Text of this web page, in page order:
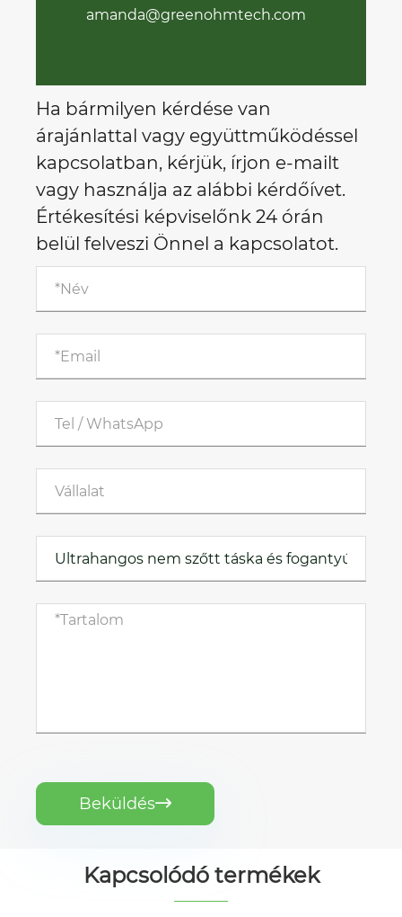
amanda@greenohmtech.com
Ha bármilyen kérdése van
árajánlattal vagy együttműködéssel
kapcsolatban, kérjük, írjon e-mailt
vagy használja az alábbi kérdőívet.
Értékesítési képviselőnk 24 órán
belül felveszi Önnel a kapcsolatot.
Beküldés
Kapcsolódó termékek